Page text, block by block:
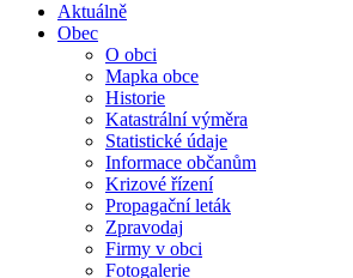
Aktuálně
Obec
O obci
Mapka obce
Historie
Katastrální výměra
Statistické údaje
Informace občanům
Krizové řízení
Propagační leták
Zpravodaj
Firmy v obci
Fotogalerie